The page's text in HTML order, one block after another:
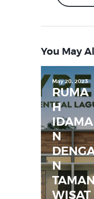
You May
May 20, 2023
RUMA
H
IDAMA
N
N
WISAT